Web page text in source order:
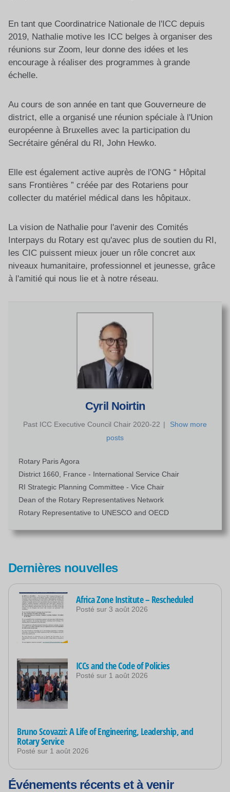
En tant que Coordinatrice Nationale de l'ICC depuis
2019, Nathalie motive les ICC belges à organiser des
réunions sur Zoom, leur donne des idées et les
encourage à réaliser des programmes à grande
échelle.
Au cours de son année en tant que Gouverneure de
district, elle a organisé une réunion spéciale à l'Union
européenne à Bruxelles avec la participation du
Secrétaire général du RI, John Hewko.
Elle est également active auprès de l'ONG “ Hôpital
sans Frontières ” créée par des Rotariens pour
collecter du matériel médical dans les hôpitaux.
La vision de Nathalie pour l'avenir des Comités
Interpays du Rotary est qu'avec plus de soutien du RI,
les CIC puissent mieux jouer un rôle concret aux
niveaux humanitaire, professionnel et jeunesse, grâce
à l'amitié qui nous lie et à notre réseau.
Cyril Noirtin
Past ICC Executive Council Chair 2020-22 |
Show more
posts
Rotary Paris Agora
District 1660, France - International Service Chair
RI Strategic Planning Committee - Vice Chair
Dean of the Rotary Representatives Network
Rotary Representative to UNESCO and OECD
Dernières nouvelles
Africa Zone Institute – Rescheduled
Posté sur 3 août 2026
ICCs and the Code of Policies
Posté sur 1 août 2026
Bruno Scovazzi: A Life of Engineering, Leadership, and
Rotary Service
Posté sur 1 août 2026
Événements récents et à venir